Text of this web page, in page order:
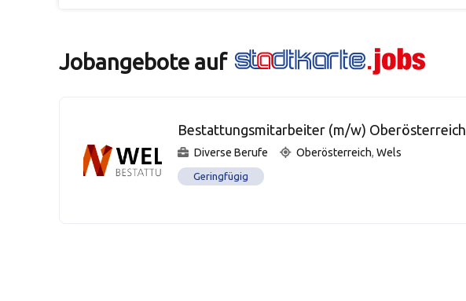
Jobangebote auf
Bestattungsmitarbeiter (m/w) Oberösterreich
Diverse Berufe Oberösterreich, Wels
Geringfügig